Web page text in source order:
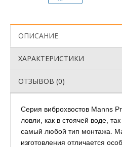
ОПИСАНИЕ
ХАРАКТЕРИСТИКИ
ОТЗЫВОВ (0)
Серия виброхвостов Manns
ловли, как в стоячей воде,
самый любой тип монтажа.
изготовления отличается